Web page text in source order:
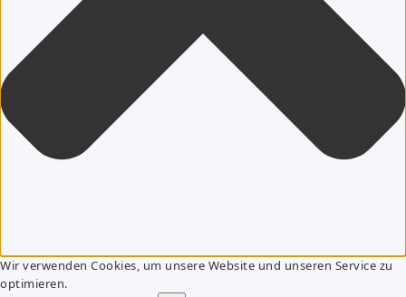
Wir verwenden Cookies, um unsere Website und unseren Service zu
optimieren.